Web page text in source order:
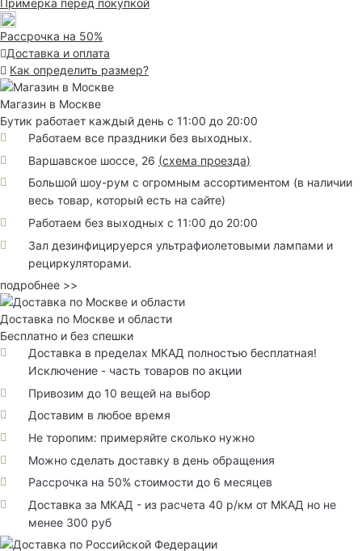
Примерка перед покупкой
Рассрочка на 50%
Доставка и оплата
Как определить размер?
Магазин в Москве
Бутик работает каждый день с 11:00 до 20:00
Работаем все праздники без выходных.
Варшавское шоссе, 26 (схема проезда)
Большой шоу-рум с огромным ассортиментом (в наличии
весь товар, который есть на сайте)
Работаем без выходных с 11:00 до 20:00
Зал дезинфицируерся ультрафиолетовыми лампами и
рециркуляторами.
подробнее >>
Доставка по Москве и области
Бесплатно и без спешки
Доставка в пределах МКАД полностью бесплатная!
Исключение - часть товаров по акции
Привозим до 10 вещей на выбор
Доставим в любое время
Не торопим: примеряйте сколько нужно
Можно сделать доставку в день обращения
Рассрочка на 50% стоимости до 6 месяцев
Доставка за МКАД - из расчета 40 р/км от МКАД но не
менее 300 руб